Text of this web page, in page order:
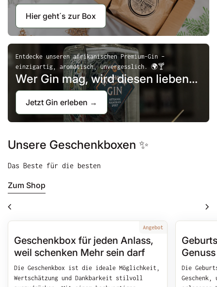
Hier geht´s zur Box
Entdecke unseren afrikanischen Premium-Gin –
einzigartig, aromatisch, unvergesslich. 🌍🍸
Wer Gin mag, wird diesen lieben...
Jetzt Gin erleben →
Unsere Geschenkboxen ✨
Das Beste für die besten
chevron_left chevron_right
Zum Shop
Angebot
Geschenkbox für jeden Anlass,
weil schenken Mehr sein darf
Die Geschenkbox ist die ideale Möglichkeit,
Wertschätzung und Dankbarkeit stilvoll
Die